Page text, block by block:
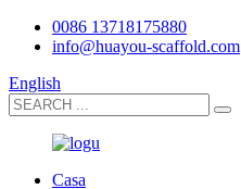
0086 13718175880
info@huayou-scaffold.com
English
Casa